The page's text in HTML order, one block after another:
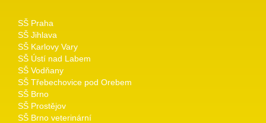
SŠ Praha
SŠ Jihlava
SŠ Karlovy Vary
SŠ Ústí nad Labem
SŠ Vodňany
SŠ Třebechovice pod Orebem
SŠ Brno
SŠ Prostějov
SŠ Brno veterinární